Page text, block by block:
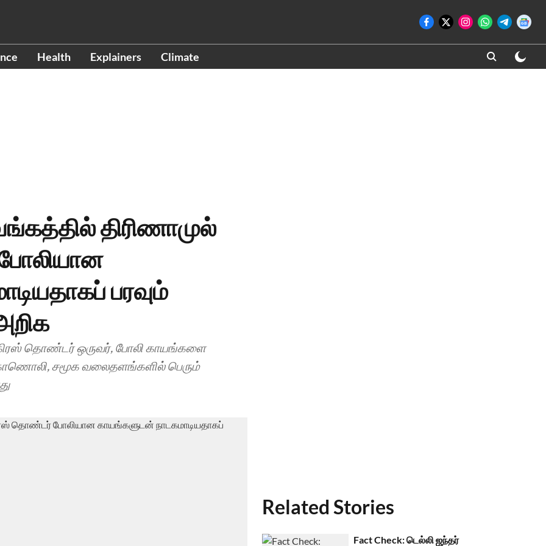
Health Explainers Climate
திரிணாமுல்
பரவும்
தொண்டர் ஒருவர், போலி காயங்களை
காணொலி, சமூக வலைதளங்களில் பெரும்
Related Stories
Fact Check: டெல்லி ஜந்தர்